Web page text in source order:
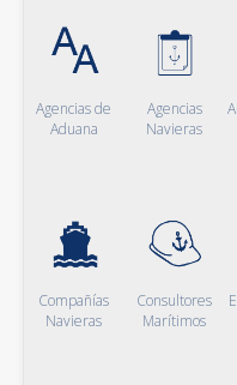
Agencias de
Aduana
Agencias
Navieras
Compañías
Navieras
Consultores
Marítimos